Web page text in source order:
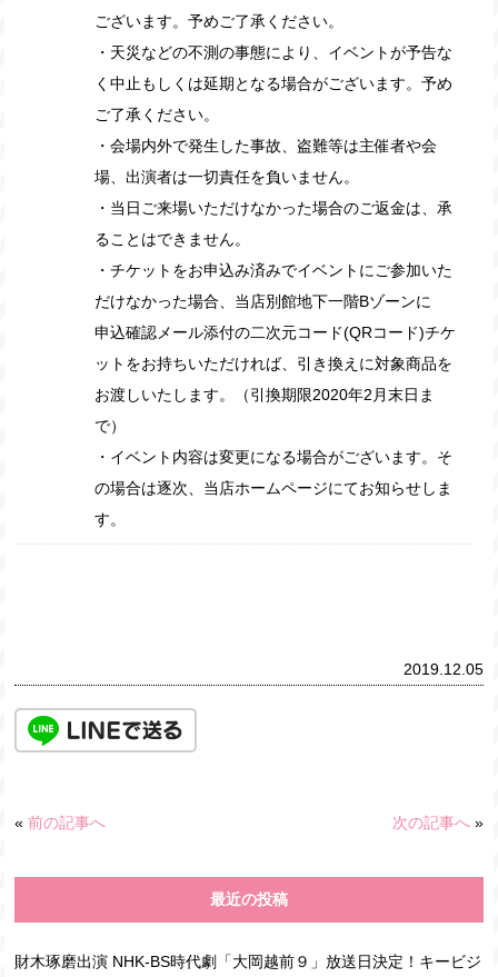
ございます。予めご了承ください。
・天災などの不測の事態により、イベントが予告な
く中止もしくは延期となる場合がございます。予め
ご了承ください。
・会場内外で発生した事故、盗難等は主催者や会
場、出演者は一切責任を負いません。
・当日ご来場いただけなかった場合のご返金は、承
ることはできません。
・チケットをお申込み済みでイベントにご参加いた
だけなかった場合、当店別館地下一階Bゾーンに
申込確認メール添付の二次元コード(QRコード)チケ
ットをお持ちいただければ、引き換えに対象商品を
お渡しいたします。（引換期限2020年2月末日ま
で）
・イベント内容は変更になる場合がございます。そ
の場合は逐次、当店ホームページにてお知らせしま
す。
2019.12.05
«前の記事へ 次の記事へ»
最近の投稿
財木琢磨出演 NHK-BS時代劇「大岡越前９」放送日決定！キービジ